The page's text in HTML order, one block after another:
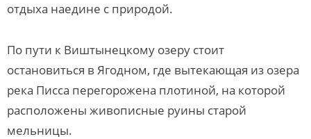
отдыха наедине с природой.
По пути к Виштынецкому озеру стоит
остановиться в Ягодном, где вытекающая из озера
река Писса перегорожена плотиной, на которой
расположены живописные руины старой
мельницы.